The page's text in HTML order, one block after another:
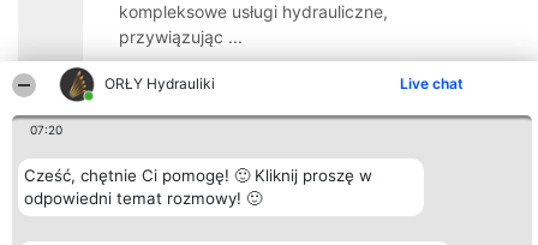
ORŁY Hydrauliki Live chat
07:20
Cześć, chętnie Ci pomogę! 🙂 Kliknij proszę w
odpowiedni temat rozmowy! 🙂
kompleksowe usługi hydrauliczne,
przywiązując ...
8.1
Organizator plebiscytu
Bright Side Solutions sp. z o.
o. sp. k.
ul. Ruska 22
Plebiscyt
Laureaci
Lista
wszystkich
Kontakt